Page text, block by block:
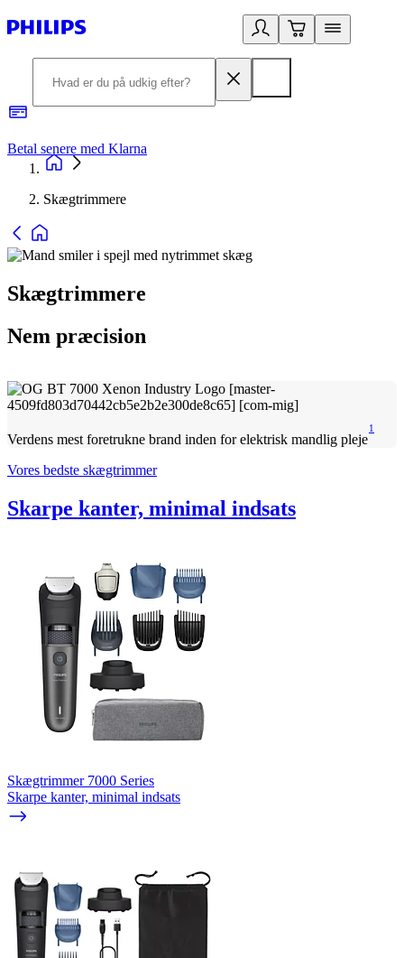
Betal senere med Klarna
Skægtrimmere
Skægtrimmere
Nem præcision
Verdens mest foretrukne brand inden for elektrisk mandlig pleje
1
Vores bedste skægtrimmer
Skarpe kanter, minimal indsats
Skægtrimmer 7000 Series
Skarpe kanter, minimal indsats